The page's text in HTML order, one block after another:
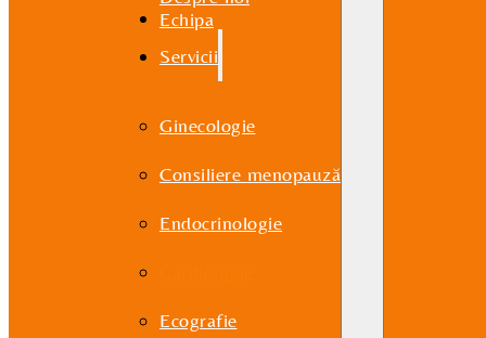
Echipa
Servicii
Ginecologie
Consiliere menopauză
Endocrinologie
Ecografie